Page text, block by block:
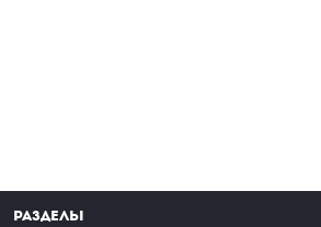
Разделы